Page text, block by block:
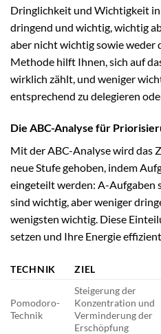
Dringlichkeit und Wichtigkeit
dringend und wichtig, wichtig
aber nicht wichtig sowie weder
Methode hilft Ihnen, sich auf
wirklich zählt, und weniger
entsprechend zu delegieren
Die ABC-Analyse für
Mit der ABC-Analyse wird das
neue Stufe gehoben, indem
eingeteilt werden: A-Aufgaben
sind wichtig, aber weniger
wenigsten wichtig. Diese
setzen und Ihre Energie
TECHNIK ZIEL
Pomodoro-
Technik
Steigerung der
Konzentration und
Verminderung der
Erschöpfung